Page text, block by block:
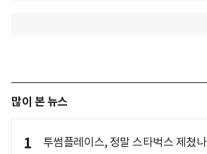
많이 본 뉴스
1 투썸플레이스, 정말 스타벅스 제쳤나